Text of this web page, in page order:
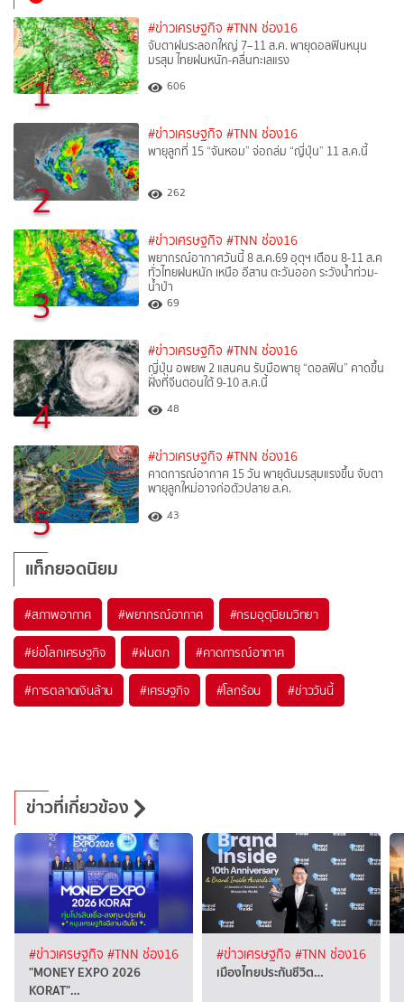
1
#ข่าวเศรษฐกิจ #TNN ช่อง16
จับตาฝนระลอกใหญ่ 7–11 ส.ค. พายุดอลฟินหนุน
มรสุม ไทยฝนหนัก-คลื่นทะเลแรง
606
2
#ข่าวเศรษฐกิจ #TNN ช่อง16
พายุลูกที่ 15 “จันหอม” จ่อถล่ม “ญี่ปุ่น” 11 ส.ค.นี้
262
3
#ข่าวเศรษฐกิจ #TNN ช่อง16
พยากรณ์อากาศวันนี้ 8 ส.ค.69 อุตุฯ เตือน 8-11 ส.ค
ทั่วไทยฝนหนัก เหนือ อีสาน ตะวันออก ระวังน้ำท่วม-
น้ำป่า
69
4
#ข่าวเศรษฐกิจ #TNN ช่อง16
ญี่ปุ่น อพยพ 2 แสนคน รับมือพายุ “ดอลฟิน” คาดขึ้น
ฝั่งที่จีนตอนใต้ 9-10 ส.ค.นี้
48
5
#ข่าวเศรษฐกิจ #TNN ช่อง16
คาดการณ์อากาศ 15 วัน พายุดันมรสุมแรงขึ้น จับตา
พายุลูกใหม่อาจก่อตัวปลาย ส.ค.
43
แท็กยอดนิยม
#สภาพอากาศ #พยากรณ์อากาศ #กรมอุตุนิยมวิทยา
#ย่อโลกเศรษฐกิจ #ฝนตก #คาดการณ์อากาศ
#การตลาดเงินล้าน #เศรษฐกิจ #โลกร้อน #ข่าววันนี้
ข่าวที่เกี่ยวข้อง
#ข่าวเศรษฐกิจ #TNN ช่อง16
"MONEY EXPO 2026
KORAT"…
#ข่าวเศรษฐกิจ #TNN ช่อง16
เมืองไทยประกันชีวิต…